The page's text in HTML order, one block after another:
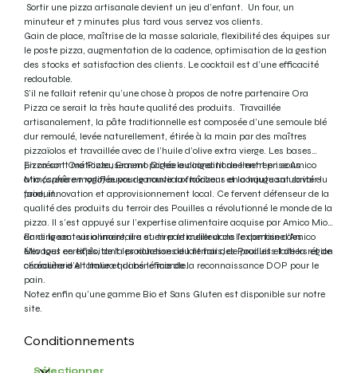
Sortir une pizza artisanale devient un jeu d’enfant. Un four, un
minuteur et 7 minutes plus tard vous servez vos clients.
Gain de place, maîtrise de la masse salariale, flexibilité des équipes sur
le poste pizza, augmentation de la cadence, optimisation de la gestion
des stocks et satisfaction des clients. Le cocktail est d’une efficacité
redoutable.
S’il ne fallait retenir qu’une chose à propos de notre partenaire Ora
Pizza ce serait la très haute qualité des produits. Travaillée
artisanalement, la pâte traditionnelle est composée d’une semoule blé
dur remoulé, levée naturellement, étirée à la main par des maîtres
pizzaïolos et travaillée avec de l’huile d’olive extra vierge. Les bases
pizza sont méticuleusement portée au conditionnement en sous
atmosphère modifiée pour garantir la fraîcheur et la haute salubrité du
produit.
En créant Ora Pizza, Erasmo Digeo le dirigeant de l’entreprise Amico
Mio(créée en 1950)ouvre de nouveaux horizons en conjuguant savoir-
faire, innovation et approvisionnement local. Ce fervent défenseur de la
qualité des produits du terroir des Pouilles a révolutionné le monde de la
pizza. Il s’est appuyé sur l’expertise alimentaire acquise par Amico Mio
dans le secteur alimentaire et en particulier dans le domaine des
élevages certifiés, de la production de lait frais, de produits laitiers et de
charcuterie en Italie et dans le monde.
En dirigeant visionnaire, il a su tirer le meilleur de l’expertise d’Amico
Mio tout en exploitant les richesses du terroir des Pouilles et de la région
céréalière d’Altamura qui bénéficie de la reconnaissance DOP pour le
pain.
Notez enfin qu’une gamme Bio et Sans Gluten est disponible sur notre
site.
Conditionnements